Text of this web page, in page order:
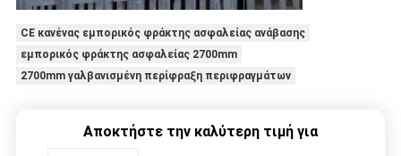
CE κανένας εμπορικός φράκτης ασφαλείας ανάβασης
εμπορικός φράκτης ασφαλείας 2700mm
2700mm γαλβανισμένη περίφραξη περιφραγμάτων
Αποκτήστε την καλύτερη τιμή για